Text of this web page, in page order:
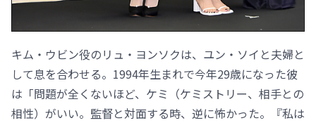
キム・ウビン役のリュ・ヨンソクは、ユン・ソイと夫婦と
して息を合わせる。1994年生まれで今年29歳になった彼
は「問題が全くないほど、ケミ（ケミストリー、相手との
相性）がいい。監督と対面する時、逆に怖かった。『私は